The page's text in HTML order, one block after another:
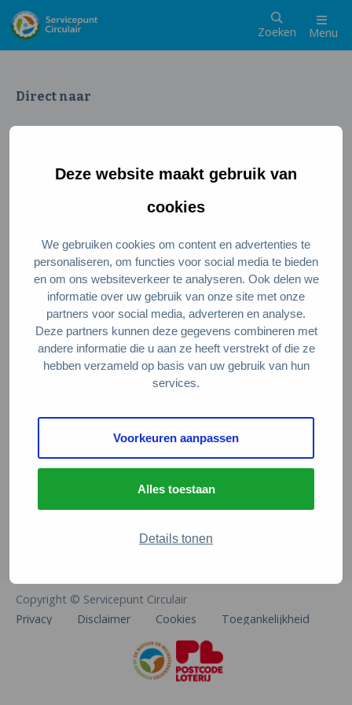
Deze website maakt gebruik van
cookies
We gebruiken cookies om content en advertenties te
personaliseren, om functies voor social media te bieden
en om ons websiteverkeer te analyseren. Ook delen we
informatie over uw gebruik van onze site met onze
partners voor social media, adverteren en analyse.
Deze partners kunnen deze gegevens combineren met
andere informatie die u aan ze heeft verstrekt of die ze
hebben verzameld op basis van uw gebruik van hun
services.
Voorkeuren aanpassen
Alles toestaan
Details tonen
Zoeken Menu
Direct naar
Wat is een circulaire samenleving
Meedoen als ondernemer
Circulaire producten en diensten
Wie zijn wij?
Over ons
Stel je vraag
Servicepunt Team
Veelgestelde vragen
De Natuur en Milieufederaties
Arthur van Schendelstraat 600
info@natuurenmilieufederaties.nl
Copyright © Servicepunt Circulair
Privacy
Disclaimer Cookies Toegankelijkheid